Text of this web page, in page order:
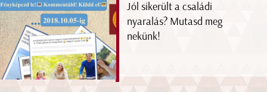
Jól sikerült a családi
nyaralás? Mutasd meg
nekünk!